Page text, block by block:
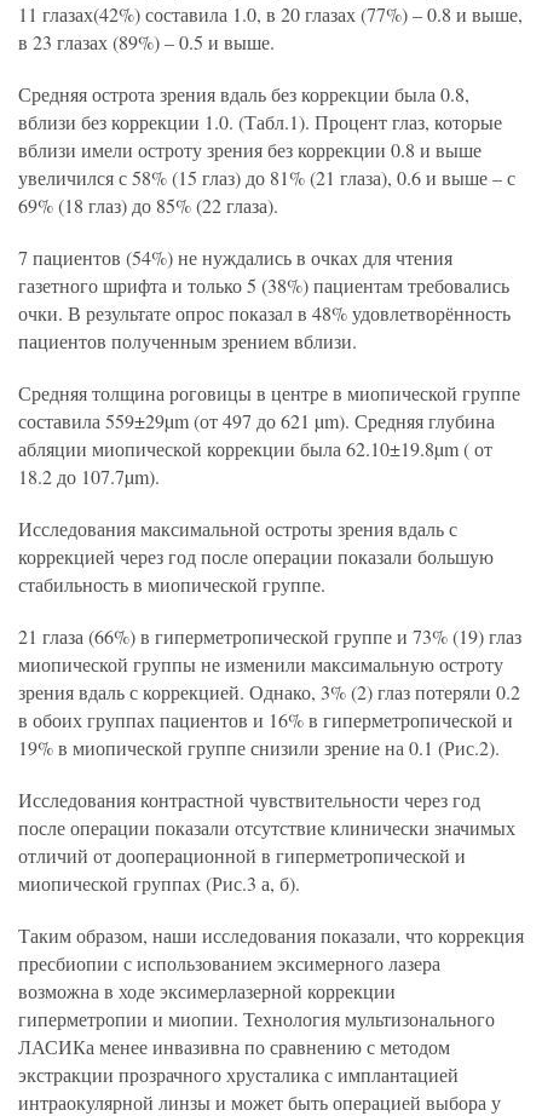
11 глазах(42%) составила 1.0, в 20 глазах (77%) – 0.8 и выше,
в 23 глазах (89%) – 0.5 и выше.
Средняя острота зрения вдаль без коррекции была 0.8,
вблизи без коррекции 1.0. (Табл.1). Процент глаз, которые
вблизи имели остроту зрения без коррекции 0.8 и выше
увеличился с 58% (15 глаз) до 81% (21 глаза), 0.6 и выше – с
69% (18 глаз) до 85% (22 глаза).
7 пациентов (54%) не нуждались в очках для чтения
газетного шрифта и только 5 (38%) пациентам требовались
очки. В результате опрос показал в 48% удовлетворённость
пациентов полученным зрением вблизи.
Средняя толщина роговицы в центре в миопической группе
составила 559±29µm (от 497 до 621 µm). Средняя глубина
абляции миопической коррекции была 62.10±19.8µm ( от
18.2 до 107.7µm).
Исследования максимальной остроты зрения вдаль с
коррекцией через год после операции показали большую
стабильность в миопической группе.
21 глаза (66%) в гиперметропической группе и 73% (19) глаз
миопической группы не изменили максимальную остроту
зрения вдаль с коррекцией. Однако, 3% (2) глаз потеряли 0.2
в обоих группах пациентов и 16% в гиперметропической и
19% в миопической группе снизили зрение на 0.1 (Рис.2).
Исследования контрастной чувствительности через год
после операции показали отсутствие клинически значимых
отличий от дооперационной в гиперметропической и
миопической группах (Рис.3 а, б).
Таким образом, наши исследования показали, что коррекция
пресбиопии с использованием эксимерного лазера
возможна в ходе эксимерлазерной коррекции
гиперметропии и миопии. Технология мультизонального
ЛАСИКа менее инвазивна по сравнению с методом
экстракции прозрачного хрусталика с имплантацией
интраокулярной линзы и может быть операцией выбора у